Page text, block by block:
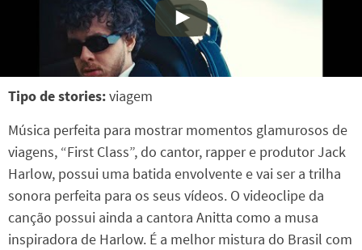
Tipo de stories:viagem
Música perfeita para mostrar momentos glamurosos de
viagens, “First Class”, do cantor, rapper e produtor Jack
Harlow, possui uma batida envolvente e vai ser a trilha
sonora perfeita para os seus vídeos. O videoclipe da
canção possui ainda a cantora Anitta como a musa
inspiradora de Harlow. É a melhor mistura do Brasil com